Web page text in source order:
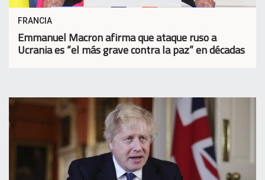
FRANCIA
Emmanuel Macron afirma que ataque ruso a
Ucrania es “el más grave contra la paz” en décadas